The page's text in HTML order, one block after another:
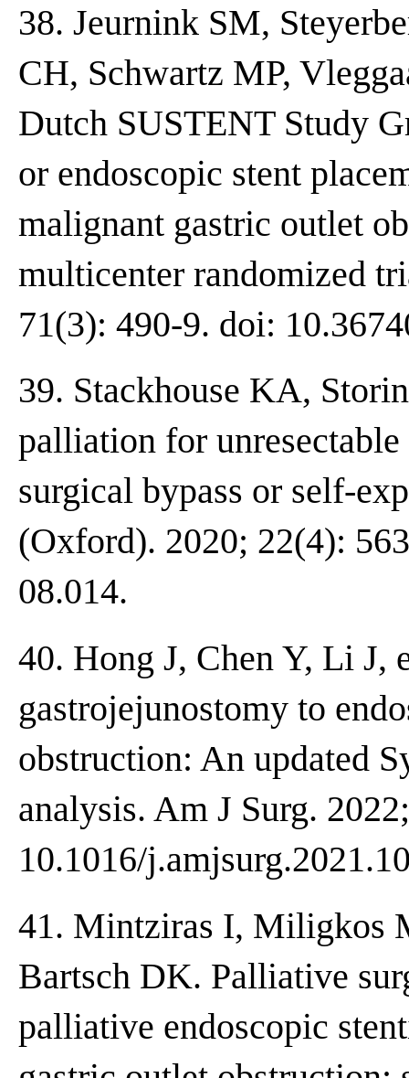
38. Jeurnink SM,
CH, Schwartz MP,
Dutch SUSTENT Study
or endoscopic stent
malignant gastric outlet
multicenter randomized
71(3): 490-9. doi:
39. Stackhouse KA,
palliation for
surgical bypass or self-
(Oxford). 2020; 22(4):
08.014.
40. Hong J, Chen Y, Li J,
gastrojejunostomy to
obstruction: An updated
analysis. Am J Surg.
10.1016/
41. Mintziras I, Miligkos
Bartsch DK. Palliative
palliative endoscopic